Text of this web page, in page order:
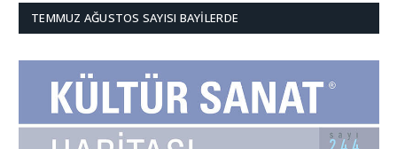
TEMMUZ AĞUSTOS SAYISI BAYILERDE